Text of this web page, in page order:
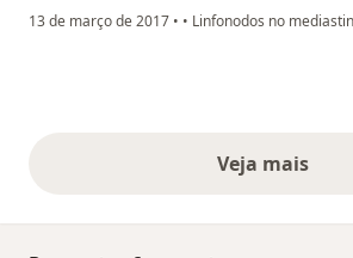
13 de março de 2017 • • Linfonodos no
Veja mais
opiniões